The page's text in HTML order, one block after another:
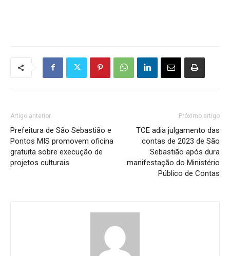
Artigo anterior
Prefeitura de São Sebastião e
Pontos MIS promovem oficina
gratuita sobre execução de
projetos culturais
Próximo artigo
TCE adia julgamento das
contas de 2023 de São
Sebastião após dura
manifestação do Ministério
Público de Contas